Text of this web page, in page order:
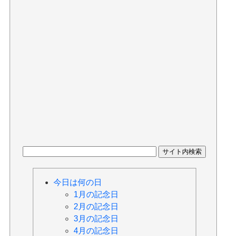
今日は何の日
1月の記念日
2月の記念日
3月の記念日
4月の記念日